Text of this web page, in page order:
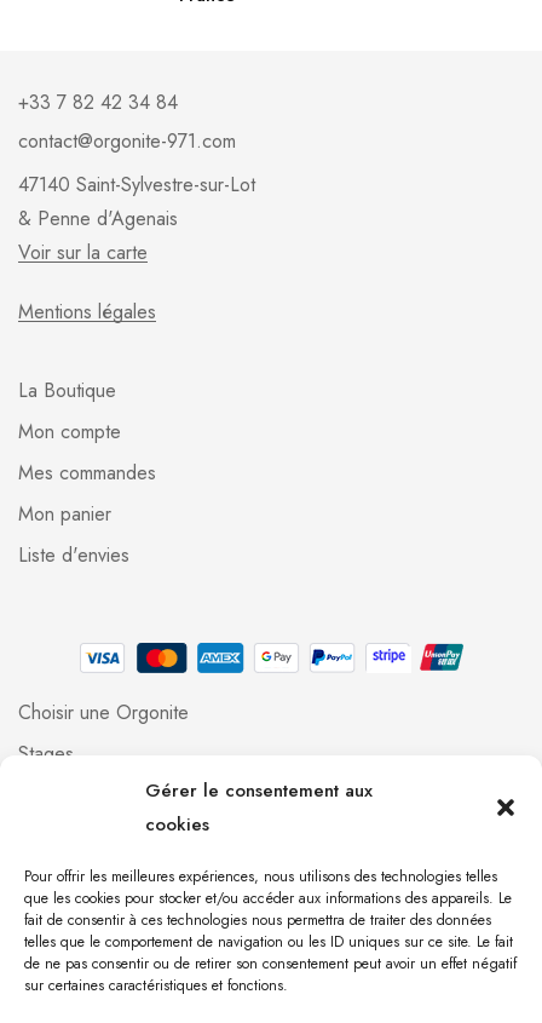
Gérer le consentement aux
cookies
Pour offrir les meilleures expériences, nous utilisons des technologies telles
que les cookies pour stocker et/ou accéder aux informations des appareils. Le
fait de consentir à ces technologies nous permettra de traiter des données
telles que le comportement de navigation ou les ID uniques sur ce site. Le fait
de ne pas consentir ou de retirer son consentement peut avoir un effet négatif
sur certaines caractéristiques et fonctions.
+33 7 82 42 34 84
contact@orgonite-971.com
47140 Saint-Sylvestre-sur-Lot
& Penne d'Agenais
Voir sur la carte
Mentions légales
La Boutique
Mon compte
Mes commandes
Mon panier
Liste d'envies
Choisir une Orgonite
Stages
Foire aux questions
Qui suis-je ?
Contact
[mailpoet_form id="1"]